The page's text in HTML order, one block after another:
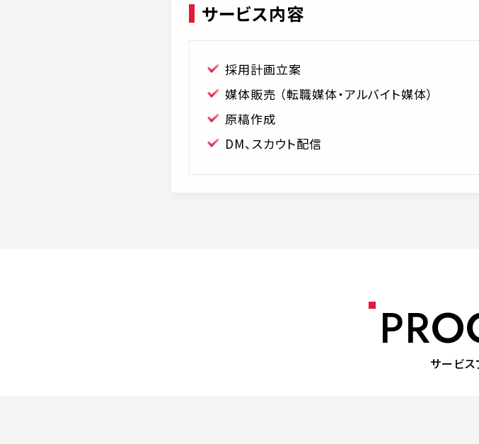
サービス内容
採用計画立案
媒体販売 （転職媒体・アルバイト媒体）
原稿作成
DM、スカウト配信
サービ